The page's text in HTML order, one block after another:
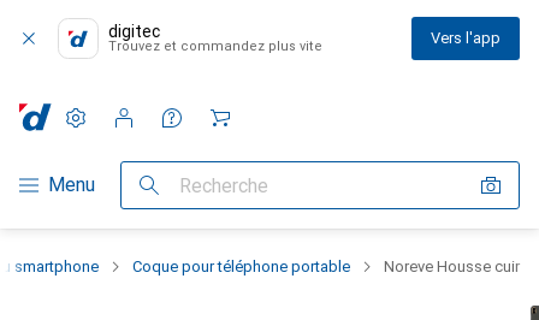
digitec
Trouvez et commandez plus vite Vers l'app
Navigation par catégorie
Menu Recherche
Paramètres
Compte client
Listes de comparaison
Listes d'envies
Panier
smartphone Coque pour téléphone portable Noreve Housse cuir